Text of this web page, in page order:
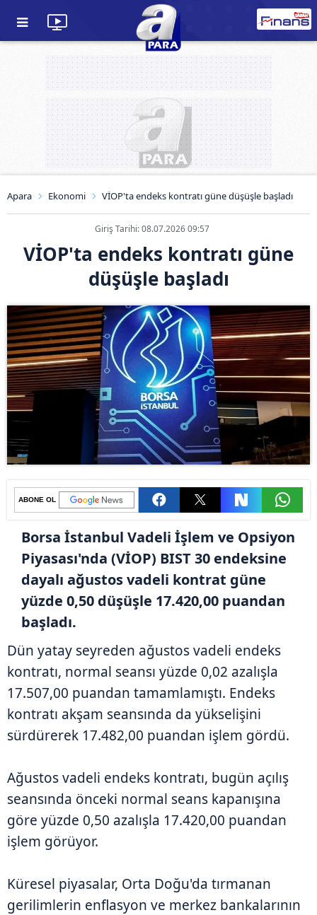
Apara Ekonomi VİOP'ta endeks kontratı güne düşüşle başladı
Giriş Tarihi: 08.07.2026 09:57
VİOP'ta endeks kontratı güne
düşüşle başladı
ABONE OL
Borsa İstanbul Vadeli İşlem ve Opsiyon
Piyasası'nda (VİOP) BIST 30 endeksine
dayalı ağustos vadeli kontrat güne
yüzde 0,50 düşüşle 17.420,00 puandan
başladı.
Dün yatay seyreden ağustos vadeli endeks
kontratı, normal seansı yüzde 0,02 azalışla
17.507,00 puandan tamamlamıştı. Endeks
kontratı akşam seansında da yükselişini
sürdürerek 17.482,00 puandan işlem gördü.
Ağustos vadeli endeks kontratı, bugün açılış
seansında önceki normal seans kapanışına
göre yüzde 0,50 azalışla 17.420,00 puandan
işlem görüyor.
Küresel piyasalar, Orta Doğu'da tırmanan
gerilimlerin enflasyon ve merkez bankalarının